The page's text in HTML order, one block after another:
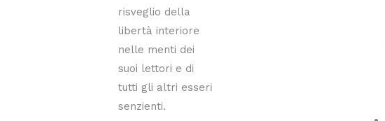
risveglio della
libertà interiore
nelle menti dei
suoi lettori e di
tutti gli altri esseri
senzienti.